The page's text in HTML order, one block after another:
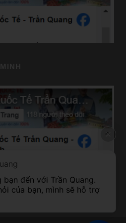
bạn đến với Trần Quang.
của bạn, mình sẽ hỗ trợ